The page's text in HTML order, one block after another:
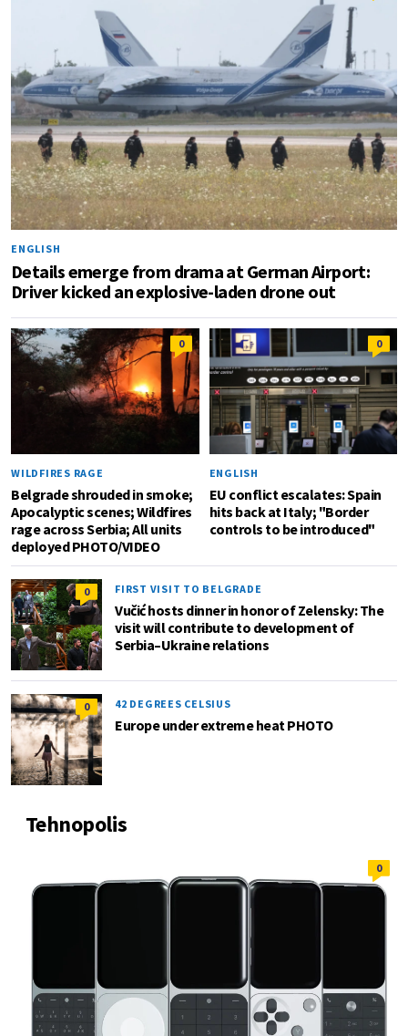
ENGLISH
Details emerge from drama at German Airport:
Driver kicked an explosive-laden drone out
0
WILDFIRES RAGE
Belgrade shrouded in smoke;
Apocalyptic scenes; Wildfires
rage across Serbia; All units
deployed PHOTO/VIDEO
0
ENGLISH
EU conflict escalates: Spain
hits back at Italy; "Border
controls to be introduced"
0 FIRST VISIT TO BELGRADE
Vučić hosts dinner in honor of Zelensky: The
visit will contribute to development of
Serbia–Ukraine relations
0 42 DEGREES CELSIUS
Europe under extreme heat PHOTO
Tehnopolis
0